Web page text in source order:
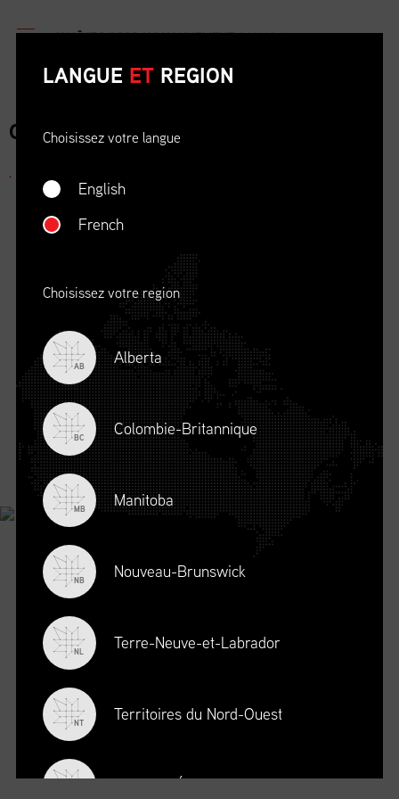
COMMUNIQUÉ DE PRESSE
,
© Chaîne d'approvisionnement Canada, 2026 Tous droits réservés.Déclaration de
confidentialité.Conditions d’utilisation.Code de conduite.Une création de Joey Ai.
LANGUE ETREGION
Choisissez votre langue
English
French
Choisissez votre region
AB Alberta
BC Colombie-Britannique
MB Manitoba
NB Nouveau-Brunswick
NL Terre-Neuve-et-Labrador
NT Territoires du Nord-Ouest
Nouvelle-Écosse